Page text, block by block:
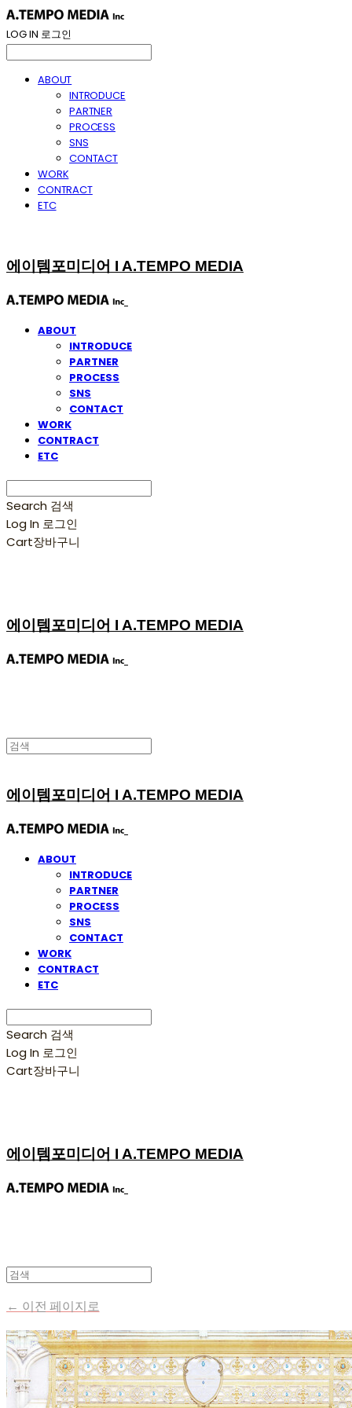
LOG IN 로그인
ABOUT
INTRODUCE
PARTNER
PROCESS
SNS
CONTACT
WORK
CONTRACT
ETC
에이템포미디어 I A.TEMPO MEDIA
ABOUT
INTRODUCE
PARTNER
PROCESS
SNS
CONTACT
WORK
CONTRACT
ETC
Search 검색
Log In 로그인
Cart장바구니
에이템포미디어 I A.TEMPO MEDIA
에이템포미디어 I A.TEMPO MEDIA
ABOUT
INTRODUCE
PARTNER
PROCESS
SNS
CONTACT
WORK
CONTRACT
ETC
Search 검색
Log In 로그인
Cart장바구니
에이템포미디어 I A.TEMPO MEDIA
← 이전 페이지로